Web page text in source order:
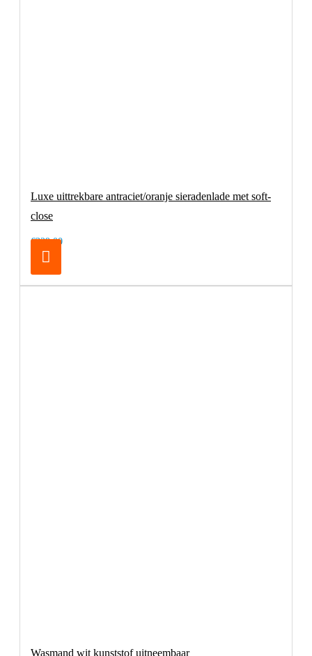
Luxe uittrekbare antraciet/oranje sieradenlade met soft-
close
€329,00
Wasmand wit kunststof uitneembaar